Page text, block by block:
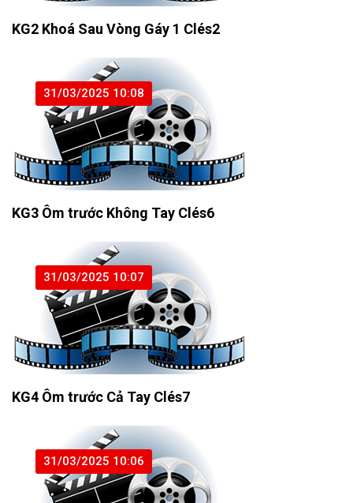
KG2 Khoá Sau Vòng Gáy 1 Clés2
31/03/2025 10:08
KG3 Ôm trước Không Tay Clés6
31/03/2025 10:07
KG4 Ôm trước Cả Tay Clés7
31/03/2025 10:06